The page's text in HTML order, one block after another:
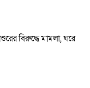
বিরুদ্ধে মামলা, ঘরে